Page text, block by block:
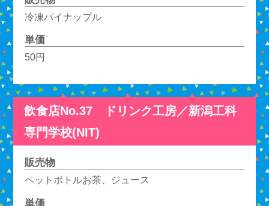
冷凍パイナップル
単価
50円
飲食店No.37 ドリンク工房／新潟工科
専門学校(NIT)
販売物
ペットボトルお茶、ジュース
単価